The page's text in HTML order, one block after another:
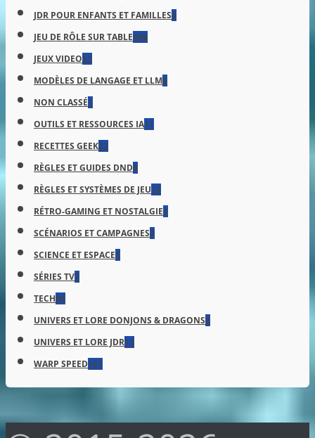
JDR POUR ENFANTS ET FAMILLES3
JEU DE RÔLE SUR TABLE498
JEUX VIDEO53
MODÈLES DE LANGAGE ET LLM6
NON CLASSÉ1
OUTILS ET RESSOURCES IA11
RECETTES GEEK22
RÈGLES ET GUIDES DND8
RÈGLES ET SYSTÈMES DE JEU13
RÉTRO-GAMING ET NOSTALGIE1
SCÉNARIOS ET CAMPAGNES3
SCIENCE ET ESPACE5
SÉRIES TV3
TECH96
UNIVERS ET LORE DONJONS & DRAGONS9
UNIVERS ET LORE JDR13
WARP SPEED197